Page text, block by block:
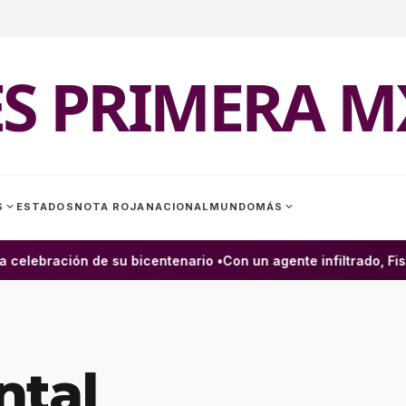
PRIMERA
expand_more ESTADOS NOTA ROJA NACIONAL MUNDOMÁS expand_more
de su bicentenario •Con un agente infiltrado,